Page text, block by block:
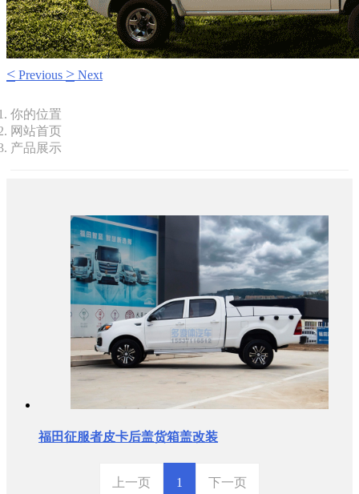
< Previous > Next
你的位置
网站首页
产品展示
福田征服者皮卡后盖货箱盖改装
上一页 1 下一页